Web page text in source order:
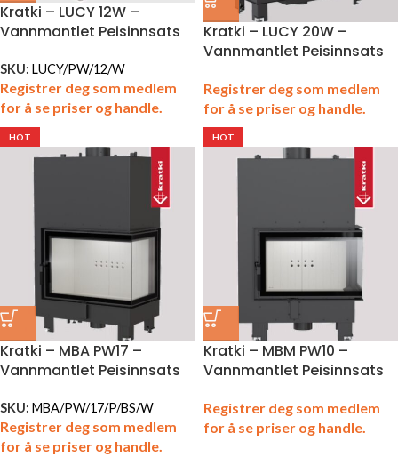
Kratki – LUCY 12W –
Vannmantlet Peisinnsats
SKU: LUCY/PW/12/W
Registrer deg som medlem
for å se priser og handle.
Kratki – LUCY 20W –
Vannmantlet Peisinnsats
Registrer deg som medlem
for å se priser og handle.
HOT
Kratki – MBA PW17 –
Vannmantlet Peisinnsats
SKU: MBA/PW/17/P/BS/W
Registrer deg som medlem
for å se priser og handle.
HOT
Kratki – MBM PW10 –
Vannmantlet Peisinnsats
Registrer deg som medlem
for å se priser og handle.